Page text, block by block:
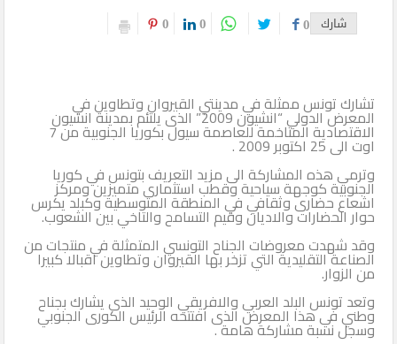
شارك 0
0
0
تشارك تونس ممثلة في مدينتي القيروان وتطاوين في
المعرض الدولي “انشيون 2009” الذى يلتئم بمدينة انشيون
الاقتصادية المتاخمة للعاصمة سيول بكوريا الجنوبية من 7
اوت الى 25 اكتوبر 2009 .
وترمي هذه المشاركة الى مزيد التعريف بتونس في كوريا
الجنوبية كوجهة سياحية وقطب استثمارى متميزين ومركز
اشعاع حضارى وثقافي في المنطقة المتوسطية وكبلد يكرس
حوار الحضارات والاديان وقيم التسامح والتاخي بين الشعوب.
وقد شهدت معروضات الجناح التونسي المتمثلة في منتجات من
الصناعة التقليدية التي تزخر بها القيروان وتطاوين اقبالا كبيرا
من الزوار.
وتعد تونس البلد العربي والافريقي الوحيد الذى يشارك بجناح
وطني في هذا المعرض الذى افتتحه الرئيس الكورى الجنوبي
وسجل نسبة مشاركة هامة .